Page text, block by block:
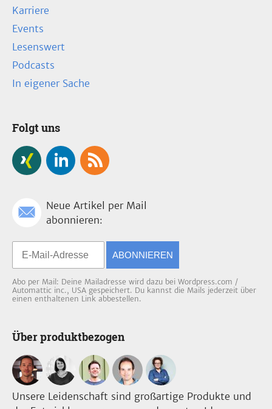
Karriere
Events
Lesenswert
Podcasts
In eigener Sache
Folgt uns
Neue Artikel per Mail
abonnieren:
ABONNIEREN
Abo per Mail: Deine Mailadresse wird dazu bei Wordpress.com /
Automattic inc., USA gespeichert. Du kannst die Mails jederzeit über
einen enthaltenen Link abbestellen.
Über produktbezogen
Unsere Leidenschaft sind großartige Produkte und